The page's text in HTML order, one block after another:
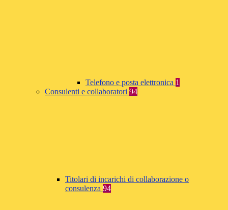
Telefono e posta elettronica 1
Consulenti e collaboratori 94
Titolari di incarichi di collaborazione o
consulenza 94